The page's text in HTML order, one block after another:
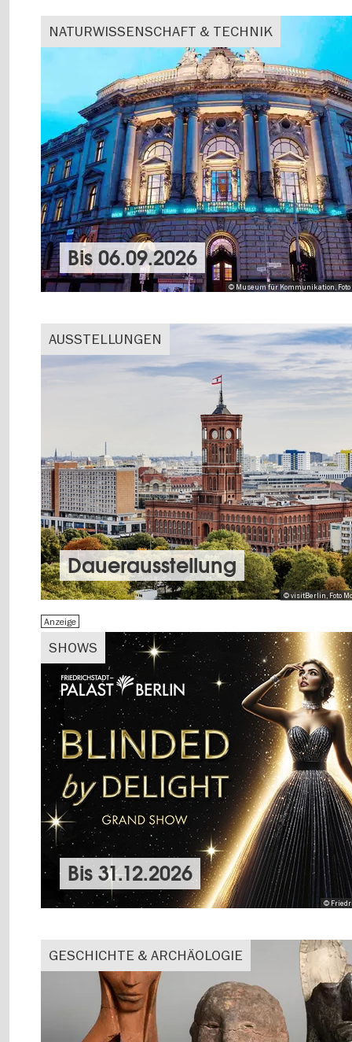
NATURWISSENSCHAFT & TECHNIK
© Museum für Kommunikation,
Bis 06.09.2026
AUSSTELLUNGEN
© visitBerlin, Foto
Dauer­aus­stel­lung
SHOWS
Anzeige
©
Bis 31.12.2026
GESCHICHTE & ARCHÄOLOGIE